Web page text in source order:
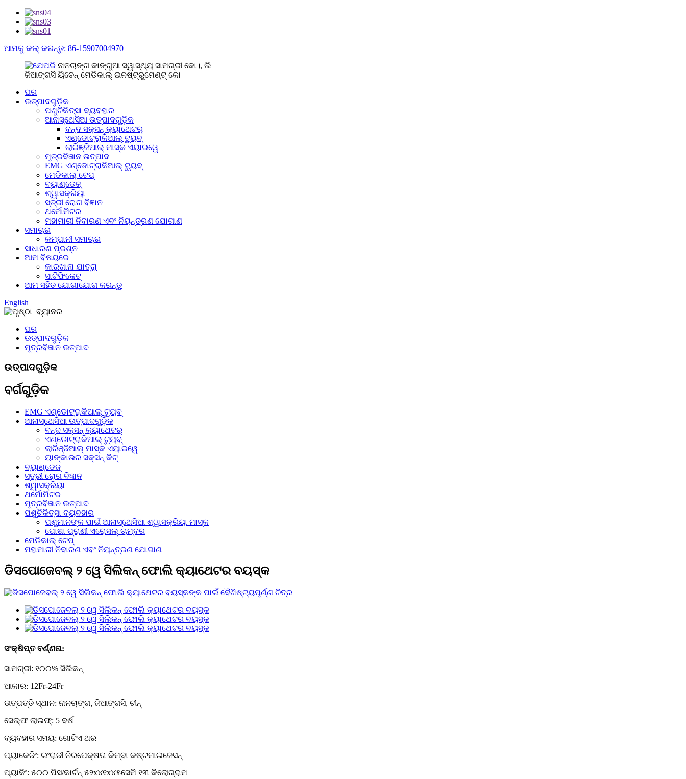
ଆମକୁ କଲ୍ କରନ୍ତୁ: 86-15907004970
ନାନଚାଙ୍ଗ କାଙ୍ଗୁଆ ସ୍ୱାସ୍ଥ୍ୟ ସାମଗ୍ରୀ କୋ।, ଲି
ଜିଆଙ୍ଗସି ୟିଚେନ୍ ମେଡିକାଲ୍ ଇନଷ୍ଟ୍ରୁମେଣ୍ଟ୍ କୋ
ଘର
ଉତ୍ପାଦଗୁଡ଼ିକ
ପଶୁଚିକିତ୍ସା ବ୍ୟବହାର
ଆନାସ୍ଥେସିଆ ଉତ୍ପାଦଗୁଡ଼ିକ
ବନ୍ଦ ସକ୍ସନ୍ କ୍ୟାଥେଟର୍
ଏଣ୍ଡୋଟ୍ରାକିଆଲ୍ ଟ୍ୟୁବ୍
ଲାରିଞ୍ଜିଆଲ୍ ମାସ୍କ ଏୟାରୱେ
ମୂତ୍ରବିଜ୍ଞାନ ଉତ୍ପାଦ
EMG ଏଣ୍ଡୋଟ୍ରାକିଆଲ୍ ଟ୍ୟୁବ୍
ମେଡିକାଲ୍ ଟେପ୍
ବ୍ୟାଣ୍ଡେଜ୍
ଶ୍ୱାସକ୍ରିୟା
ସ୍ତ୍ରୀ ରୋଗ ବିଜ୍ଞାନ
ଥର୍ମୋମିଟର
ମହାମାରୀ ନିବାରଣ ଏବଂ ନିୟନ୍ତ୍ରଣ ଯୋଗାଣ
ସମାଚାର
କମ୍ପାନୀ ସମାଚାର
ସାଧାରଣ ପ୍ରଶ୍ନ
ଆମ ବିଷୟରେ
କାରଖାନା ଯାତ୍ରା
ସାର୍ଟିଫିକେଟ୍
ଆମ ସହିତ ଯୋଗାଯୋଗ କରନ୍ତୁ
English
ଘର
ଉତ୍ପାଦଗୁଡ଼ିକ
ମୂତ୍ରବିଜ୍ଞାନ ଉତ୍ପାଦ
ଉତ୍ପାଦଗୁଡ଼ିକ
ବର୍ଗଗୁଡ଼ିକ
EMG ଏଣ୍ଡୋଟ୍ରାକିଆଲ୍ ଟ୍ୟୁବ୍
ଆନାସ୍ଥେସିଆ ଉତ୍ପାଦଗୁଡ଼ିକ
ବନ୍ଦ ସକ୍ସନ୍ କ୍ୟାଥେଟର୍
ଏଣ୍ଡୋଟ୍ରାକିଆଲ୍ ଟ୍ୟୁବ୍
ଲାରିଞ୍ଜିଆଲ୍ ମାସ୍କ ଏୟାରୱେ
ୟାଙ୍କାଉର ସକ୍ସନ୍ କିଟ୍
ବ୍ୟାଣ୍ଡେଜ୍
ସ୍ତ୍ରୀ ରୋଗ ବିଜ୍ଞାନ
ଶ୍ୱାସକ୍ରିୟା
ଥର୍ମୋମିଟର
ମୂତ୍ରବିଜ୍ଞାନ ଉତ୍ପାଦ
ପଶୁଚିକିତ୍ସା ବ୍ୟବହାର
ପଶୁମାନଙ୍କ ପାଇଁ ଆନାସ୍ଥେସିଆ ଶ୍ୱାସକ୍ରିୟା ମାସ୍କ
ପୋଷା ପ୍ରାଣୀ ଏରୋସଲ୍ ଚାମ୍ବର
ମେଡିକାଲ୍ ଟେପ୍
ମହାମାରୀ ନିବାରଣ ଏବଂ ନିୟନ୍ତ୍ରଣ ଯୋଗାଣ
ଡିସପୋଜେବଲ୍ ୨ ୱେ ସିଲିକନ୍ ଫୋଲି କ୍ୟାଥେଟର ବୟସ୍କ
ସଂକ୍ଷିପ୍ତ ବର୍ଣ୍ଣନା:
ସାମଗ୍ରୀ: ୧୦୦% ସିଲିକନ୍
ଆକାର: 12Fr-24Fr
ଉତ୍ପତ୍ତି ସ୍ଥାନ: ନାନଚାଙ୍ଗ, ଜିଆଙ୍ଗସି, ଚୀନ୍ |
ସେଲ୍ଫ ଲାଇଫ୍: 5 ବର୍ଷ
ବ୍ୟବହାର ସମୟ: ଗୋଟିଏ ଥର
ପ୍ୟାକେଜିଂ: ଇଂରାଜୀ ନିରପେକ୍ଷତା କିମ୍ବା କଷ୍ଟମାଇଜେସନ୍
ପ୍ୟାକିଂ: ୫୦୦ ପିସ/କାର୍ଟନ୍ ୫୨x୪୧x୪୫ସେମି ୧୩ କିଲୋଗ୍ରାମ